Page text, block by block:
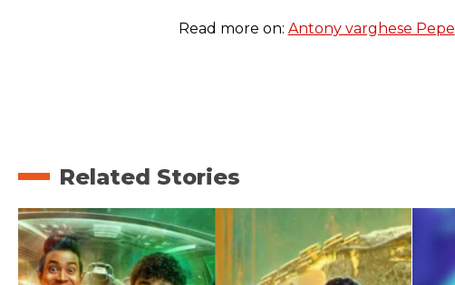
Read more on: Antony varghese Pepe
Related Stories